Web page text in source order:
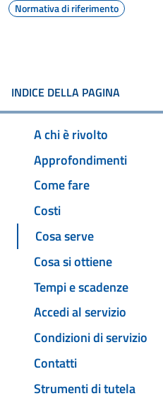
Normativa di riferimento
INDICE DELLA PAGINA
A chi è rivolto
Approfondimenti
Come fare
Costi
Cosa serve
Cosa si ottiene
Tempi e scadenze
Accedi al servizio
Condizioni di servizio
Contatti
Strumenti di tutela